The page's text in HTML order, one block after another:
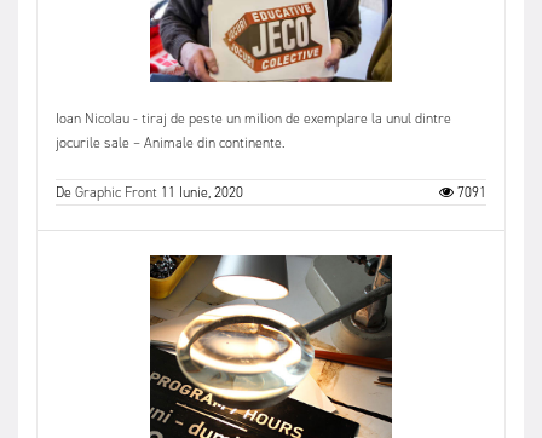
Ioan Nicolau - tiraj de peste un milion de exemplare la unul dintre
jocurile sale – Animale din continente.
DeGraphic Front 11 Iunie, 2020 7091